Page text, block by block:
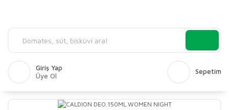
Giriş Yap
Üye Ol
Sepetim